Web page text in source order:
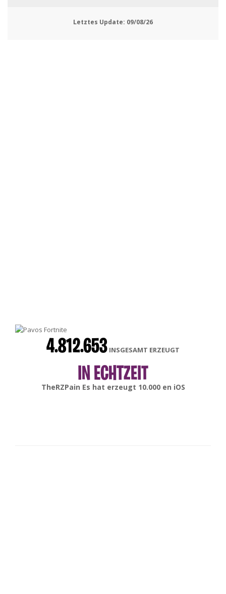
Letztes Update: 09/08/26
4.812.653 INSGESAMT ERZEUGT
IN ECHTZEIT
TheRZPain Es hat erzeugt 10.000en iOS